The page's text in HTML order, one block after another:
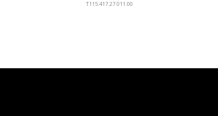
T115.417.27.011.00